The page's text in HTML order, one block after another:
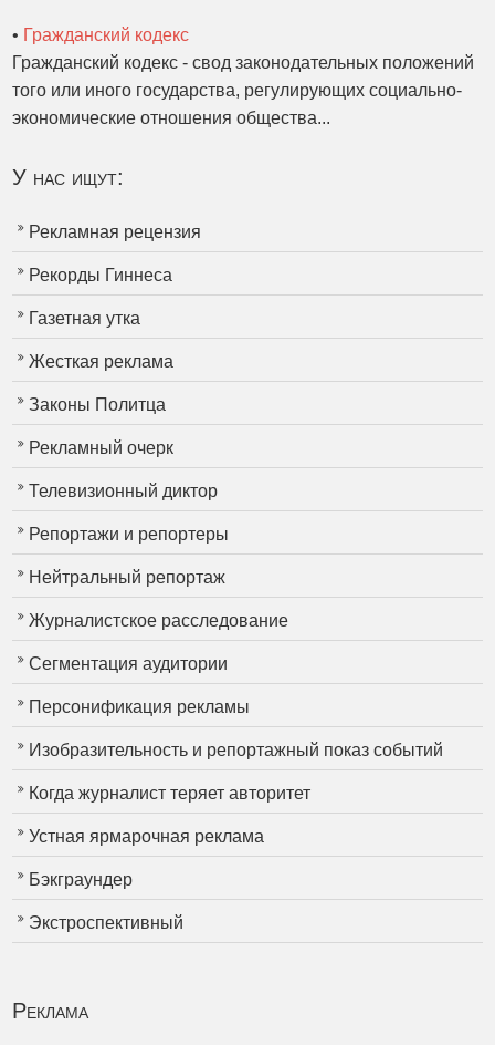
• Гражданский кодекс
Гражданский кодекс - свод законодательных положений
того или иного государства, регулирующих социально-
экономические отношения общества...
У нас ищут:
Рекламная рецензия
Рекорды Гиннеса
Газетная утка
Жесткая реклама
Законы Политца
Рекламный очерк
Телевизионный диктор
Репортажи и репортеры
Нейтральный репортаж
Журналистское расследование
Сегментация аудитории
Персонификация рекламы
Изобразительность и репортажный показ событий
Когда журналист теряет авторитет
Устная ярмарочная реклама
Бэкграундер
Экстроспективный
Реклама